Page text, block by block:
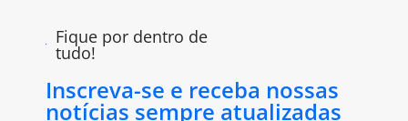
Fique por dentro de
tudo!
Inscreva-se e receba nossas
notícias sempre atualizadas